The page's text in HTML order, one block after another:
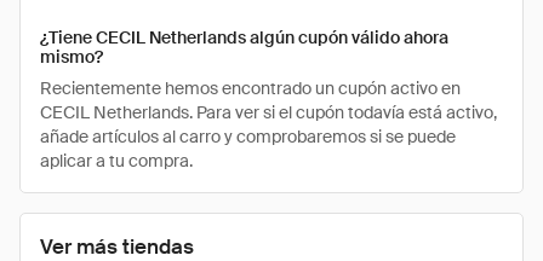
Ver más tiendas
¿Tiene CECIL Netherlands algún cupón válido ahora
mismo?
Recientemente hemos encontrado un cupón activo en
CECIL Netherlands. Para ver si el cupón todavía está activo,
añade artículos al carro y comprobaremos si se puede
aplicar a tu compra.